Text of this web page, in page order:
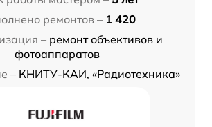
ремонтов – 1 420
– ремонт объективов и
фотоаппаратов
– КНИТУ-КАИ, «Радиотехника»